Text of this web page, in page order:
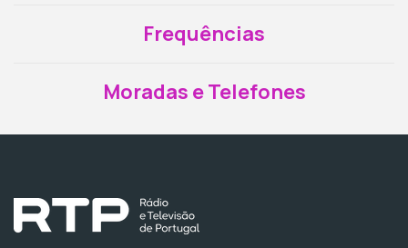
Frequências
Moradas e Telefones